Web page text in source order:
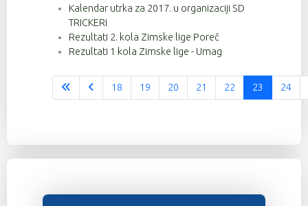
Kalendar utrka za 2017. u organizaciji SD
TRICKERI
Rezultati 2. kola Zimske lige Poreč
Rezultati 1 kola Zimske lige - Umag
Stranica 23 od 37
18 19 20 21 22 23 24